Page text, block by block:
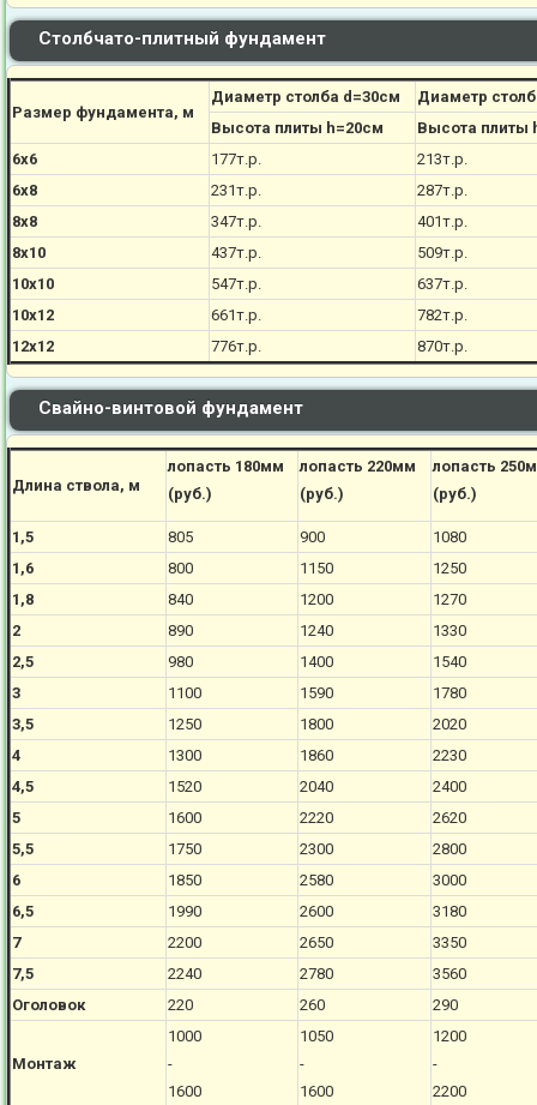
Столбчато-плитный фундамент
Размер фундамента, м
Диаметр столба d=30см
Диаметр
Высота плиты h=20см
Высота плиты
6х6
177т.р. 213т.р.
6х8
231т.р. 287т.р.
8х8
347т.р. 401т.р.
8х10
437т.р. 509т.р.
10х10
547т.р. 637т.р.
10х12
661т.р. 782т.р.
12х12
776т.р. 870т.р.
Свайно-винтовой фундамент
Длина ствола, м
лопасть 180мм
(руб.)
лопасть 220мм
(руб.)
лопасть
(руб.)
1,5 805 900
1080
1,6
800 1150
1250
1,8
840 1200
1270
2
890 1240
1330
2,5
980 1400
1540
3
1100 1590
1780
3,5
1250 1800
2020
4
1300 1860
2230
4,5
1520 2040
2400
5
1600 2220
2620
5,5
1750 2300
2800
6
1850 2580
3000
6,5
1990 2600
3180
7
2200 2650
3350
7,5
2240 2780
3560
Оголовок
220 260 290
Монтаж
1000
-
1600
1050
-
1600
1200
-
2200